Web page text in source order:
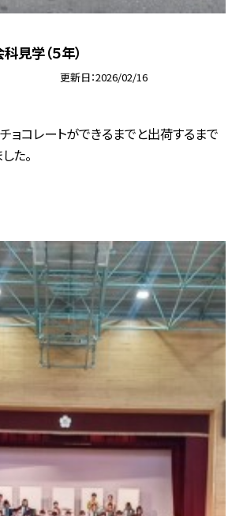
見学（５年）
更新日 2026/02/16
ョコレートができるまでと出荷するまで
た。